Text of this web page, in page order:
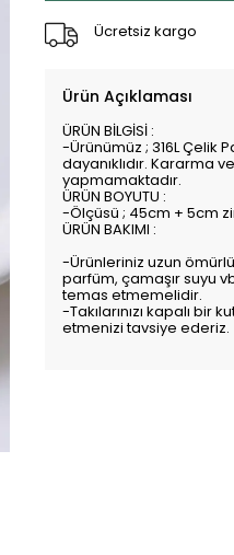
Ücretsiz kargo
Ürün Açıklaması
ÜRÜN BİLGİSİ :
-Ürünümüz ; 316L Çelik
dayanıklıdır. Kararma
yapmamaktadır.
ÜRÜN BOYUTU :
-Ölçüsü ; 45cm + 5cm
ÜRÜN BAKIMI :
-Ürünleriniz uzun
parfüm, çamaşır suyu
temas etmemelidir.
-Takılarınızı kapalı
etmenizi tavsiye ederiz.